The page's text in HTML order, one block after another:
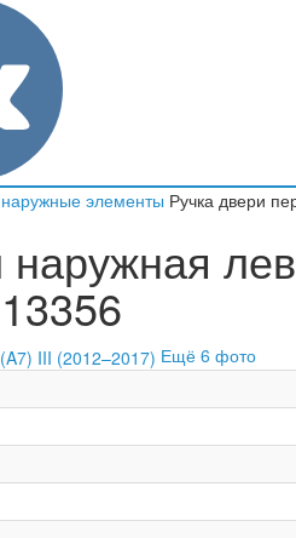
наружные элементы Ручка двери
Ещё 6 фото